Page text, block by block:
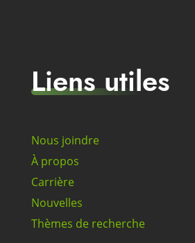
Liens utiles
Nous joindre
À propos
Carrière
Nouvelles
Thèmes de recherche